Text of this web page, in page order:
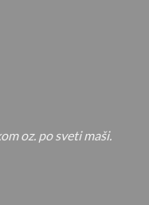
oz. po sveti maši.